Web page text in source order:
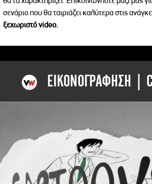
σενάριο που θα ταιριάζει καλύτερα στις
ξεχωριστό videο.
ΕΙΚΟΝΟΓΡΑΦΗΣΗ |